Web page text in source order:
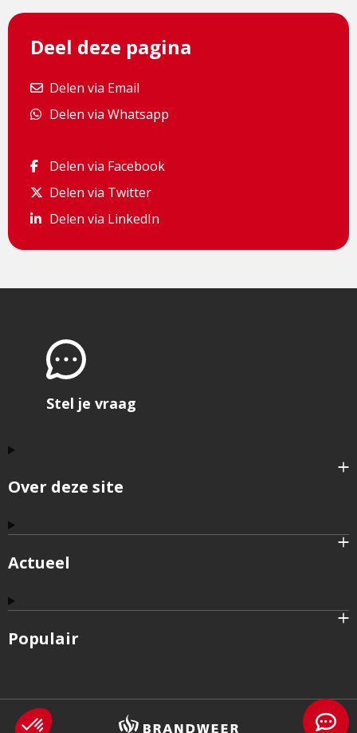
Deel deze pagina
Delen via Email
Delen via Email
Delen via Whatsapp
Delen via Whatsapp
Delen via Facebook
Delen via Facebook
Delen via Twitter
Delen via Twitter
Delen via LinkedIn
Delen via LinkedIn
Over deze site
Actueel
Populair
Stel je vraag
Brandweer